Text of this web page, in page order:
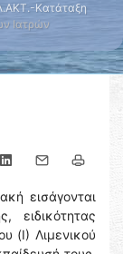
Κατάταξη
Ιατρών
εισάγονται
ειδικότητας
(Ι) Λιμενικού